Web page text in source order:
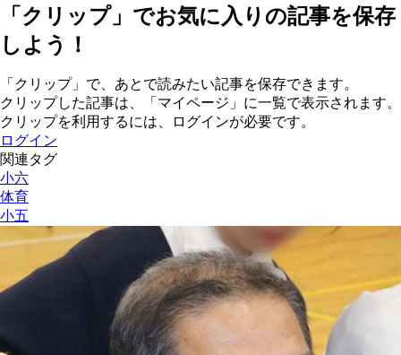
「クリップ」でお気に入りの記事を保存
しよう！
「クリップ」で、あとで読みたい記事を保存できます。
クリップした記事は、「マイページ」に一覧で表示されます。
クリップを利用するには、ログインが必要です。
ログイン
関連タグ
小六
体育
小五